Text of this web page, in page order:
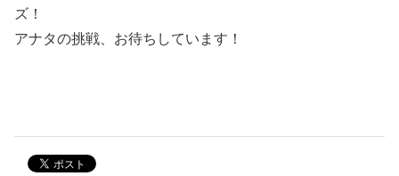
ズ！
アナタの挑戦、お待ちしています！